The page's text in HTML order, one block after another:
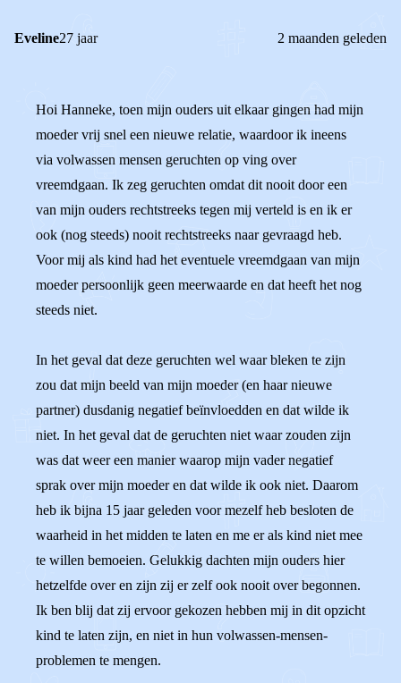
Eveline27 jaar 2 maanden geleden
Hoi Hanneke, toen mijn ouders uit elkaar gingen had mijn
moeder vrij snel een nieuwe relatie, waardoor ik ineens
via volwassen mensen geruchten op ving over
vreemdgaan. Ik zeg geruchten omdat dit nooit door een
van mijn ouders rechtstreeks tegen mij verteld is en ik er
ook (nog steeds) nooit rechtstreeks naar gevraagd heb.
Voor mij als kind had het eventuele vreemdgaan van mijn
moeder persoonlijk geen meerwaarde en dat heeft het nog
steeds niet.
In het geval dat deze geruchten wel waar bleken te zijn
zou dat mijn beeld van mijn moeder (en haar nieuwe
partner) dusdanig negatief beïnvloedden en dat wilde ik
niet. In het geval dat de geruchten niet waar zouden zijn
was dat weer een manier waarop mijn vader negatief
sprak over mijn moeder en dat wilde ik ook niet. Daarom
heb ik bijna 15 jaar geleden voor mezelf heb besloten de
waarheid in het midden te laten en me er als kind niet mee
te willen bemoeien. Gelukkig dachten mijn ouders hier
hetzelfde over en zijn zij er zelf ook nooit over begonnen.
Ik ben blij dat zij ervoor gekozen hebben mij in dit opzicht
kind te laten zijn, en niet in hun volwassen-mensen-
problemen te mengen.